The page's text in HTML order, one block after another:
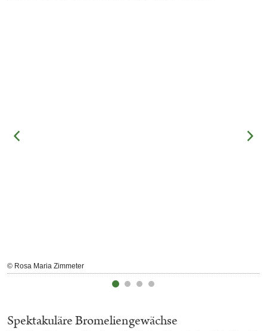
© Rosa Maria Zimmeter
Spektakuläre Bromeliengewächse